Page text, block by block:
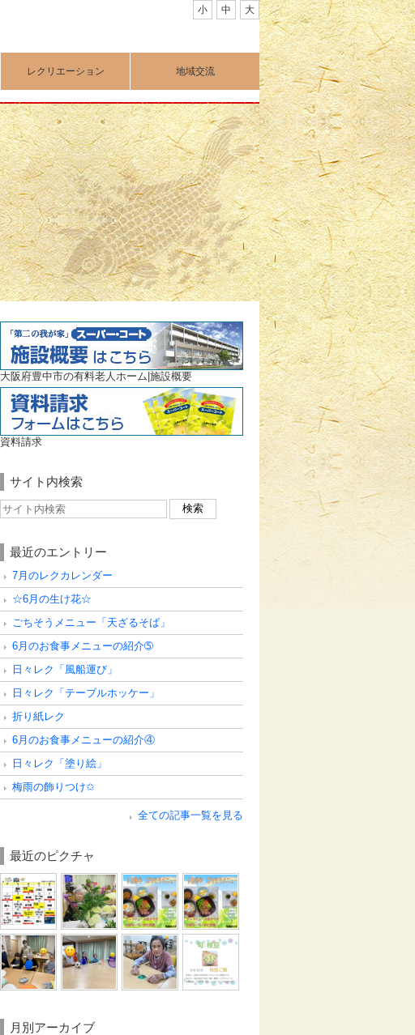
レクリエーション 地域交流
小 中 大
大阪府豊中市の有料老人ホーム|施設概要
資料請求
サイト内検索
最近のエントリー
7月のレクカレンダー
☆6月の生け花☆
ごちそうメニュー「天ざるそば」
6月のお食事メニューの紹介➄
日々レク「風船運び」
日々レク「テーブルホッケー」
折り紙レク
6月のお食事メニューの紹介④
日々レク「塗り絵」
梅雨の飾りつけ✩
全ての記事一覧を見る
最近のピクチャ
月別アーカイブ